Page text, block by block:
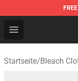
FREE
Open menu
Bleach Store -
Startseite/Bleach